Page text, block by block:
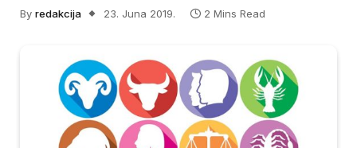
By redakcija 23. Juna 2019. 2 Mins Read